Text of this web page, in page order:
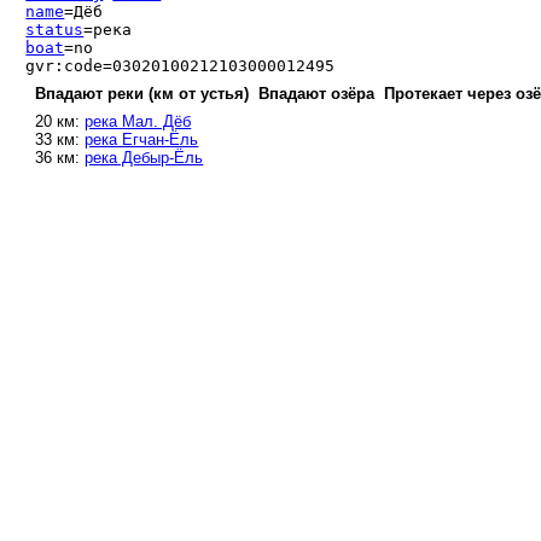
name=Дёб
status=река
boat=no
gvr:code=03020100212103000012495
Впадают реки (км от устья)
Впадают озёра
Протекает через
20 км:река Мал. Дёб
33 км:река Егчан-Ёль
36 км:река Дебыр-Ёль